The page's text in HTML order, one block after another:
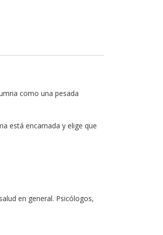
como una pesada
está encarnada y elige que
en general. Psicólogos,